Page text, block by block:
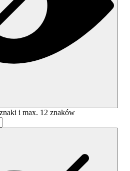
i max. 12 znaków